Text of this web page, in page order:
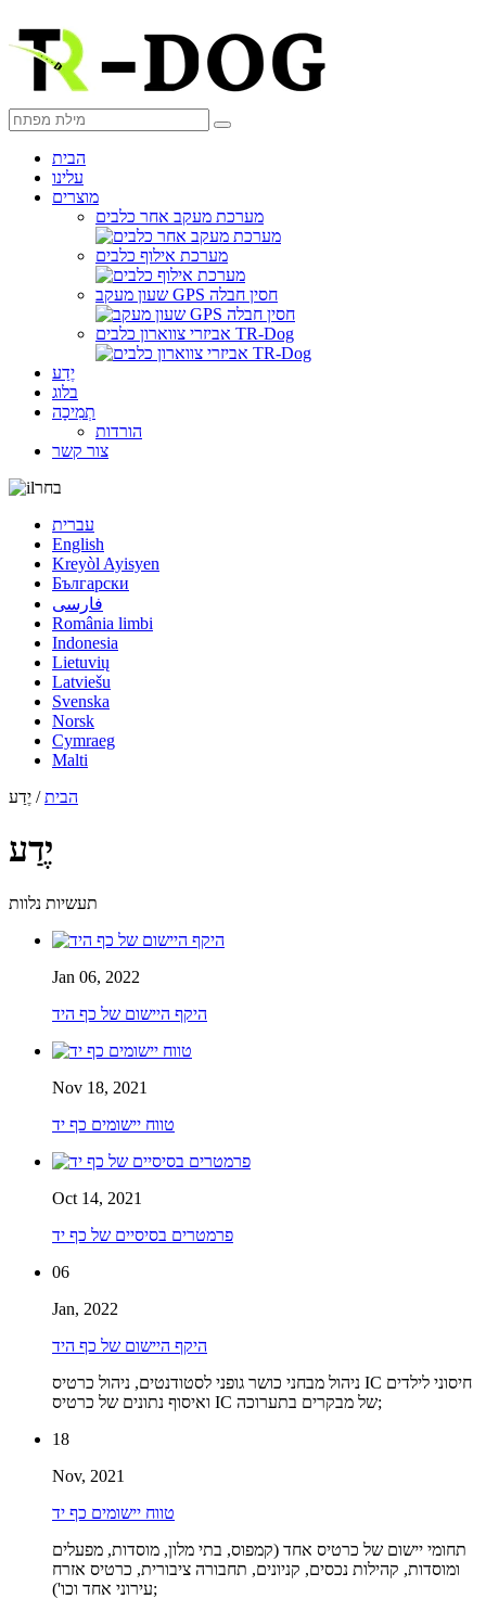
הבית
עלינו
מוצרים
מערכת מעקב אחר כלבים
מערכת אילוף כלבים
שעון מעקב GPS חסין חבלה
אביזרי צווארון כלבים TR-Dog
יֶדַע
בלוג
תְמִיכָה
הורדות
צור קשר
בחר
עברית
English
Kreyòl Ayisyen
Български
فارسی
România limbi
Indonesia
Lietuvių
Latviešu
Svenska
Norsk
Cymraeg
Malti
הבית/ יֶדַע
יֶדַע
תעשיות נלוות
Jan 06, 2022
היקף היישום של כף היד
Nov 18, 2021
טווח יישומים כף יד
Oct 14, 2021
פרמטרים בסיסיים של כף יד
06
Jan, 2022
היקף היישום של כף היד
ניהול מבחני כושר גופני לסטודנטים, ניהול כרטיס IC חיסוני לילדים
ואיסוף נתונים של כרטיס IC של מבקרים בתערוכה;
18
Nov, 2021
טווח יישומים כף יד
תחומי יישום של כרטיס אחד (קמפוס, בתי מלון, מוסדות, מפעלים
ומוסדות, קהילות נכסים, קניונים, תחבורה ציבורית, כרטיס אזרח
עירוני אחד וכו');